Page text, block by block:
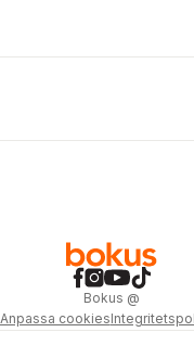
Bokus @
Anpassa cookies